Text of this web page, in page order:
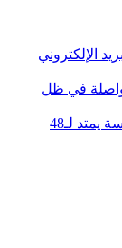
الإلكتروني
في ظل
بسبب “النشرة الحمراء”.. توقف الدراسة يمتد لـ48